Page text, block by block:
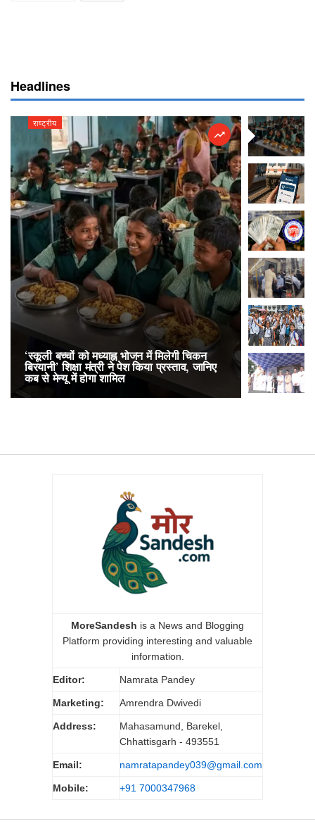
Headlines
राष्ट्रीय
‘स्कूली बच्चों को मध्याह्न भोजन में मिलेगी चिकन
बिरयानी’ शिक्षा मंत्री ने पेश किया प्रस्ताव, जानिए
कब से मेन्यू में होगा शामिल
राष्ट्रीय
RailOne
लोकप्रिय,
अनारक्षित
MoreSandesh is a News and Blogging
Platform providing interesting and valuable
information.
Editor: Namrata Pandey
Marketing: Amrendra Dwivedi
Address:
Mahasamund, Barekel,
Chhattisgarh - 493551
Email: namratapandey039@gmail.com
Mobile: +91 7000347968